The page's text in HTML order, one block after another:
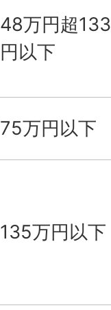
48万円超
円以下
75万円以下
135万円以下